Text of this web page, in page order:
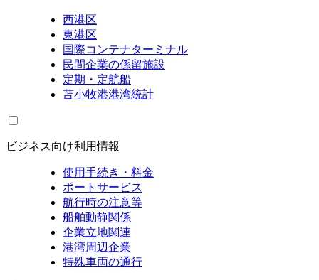
西港区
東港区
国際コンテナターミナル
民間企業の係留施設
定期・定航船
苫小牧港港湾統計
ビジネス向け利用情報
使用手続き・料金
ポートサービス
航行時の注意等
船舶動静関係
企業立地関連
港湾周辺企業
特殊車両の通行